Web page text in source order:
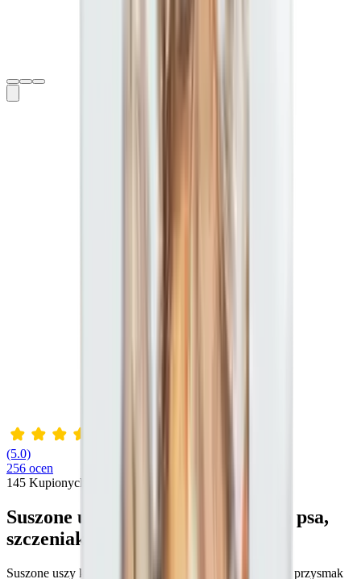
(5.0)
256 ocen
145 Kupionych
Suszone uszy królicze z futrem dla psa,
szczeniaka
Suszone uszy królicze z futrem to wyjątkowy, naturalny przysmak